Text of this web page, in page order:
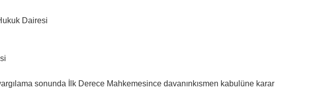
Dairesi
sonunda İlk Derece Mahkemesince davanınkısmen kabulüne karar